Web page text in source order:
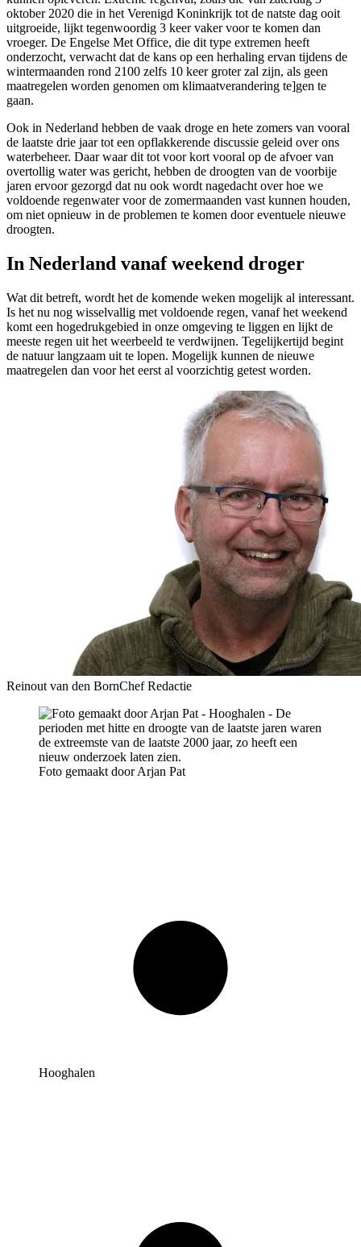
oktober 2020 die in het Verenigd Koninkrijk tot de natste dag ooit
uitgroeide, lijkt tegenwoordig 3 keer vaker voor te komen dan
vroeger. De Engelse Met Office, die dit type extremen heeft
onderzocht, verwacht dat de kans op een herhaling ervan tijdens de
wintermaanden rond 2100 zelfs 10 keer groter zal zijn, als geen
maatregelen worden genomen om klimaatverandering te]gen te
gaan.
Ook in Nederland hebben de vaak droge en hete zomers van vooral
de laatste drie jaar tot een opflakkerende discussie geleid over ons
waterbeheer. Daar waar dit tot voor kort vooral op de afvoer van
overtollig water was gericht, hebben de droogten van de voorbije
jaren ervoor gezorgd dat nu ook wordt nagedacht over hoe we
voldoende regenwater voor de zomermaanden vast kunnen houden,
om niet opnieuw in de problemen te komen door eventuele nieuwe
droogten.
In Nederland vanaf weekend droger
Wat dit betreft, wordt het de komende weken mogelijk al interessant.
Is het nu nog wisselvallig met voldoende regen, vanaf het weekend
komt een hogedrukgebied in onze omgeving te liggen en lijkt de
meeste regen uit het weerbeeld te verdwijnen. Tegelijkertijd begint
de natuur langzaam uit te lopen. Mogelijk kunnen de nieuwe
maatregelen dan voor het eerst al voorzichtig getest worden.
Reinout van den BornChef Redactie
Foto gemaakt door Arjan Pat
Hooghalen